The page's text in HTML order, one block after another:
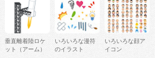
垂直離着陸ロケ
ット（アーム）
いろいろな漫符
のイラスト
いろいろな顔ア
イコン